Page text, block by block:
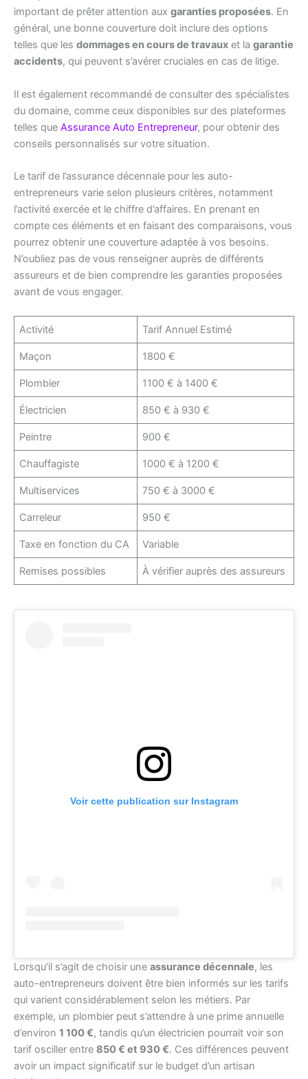
important de prêter attention aux garanties proposées. En
général, une bonne couverture doit inclure des options
telles que les dommages en cours de travaux et la garantie
accidents, qui peuvent s’avérer cruciales en cas de litige.
Il est également recommandé de consulter des spécialistes
du domaine, comme ceux disponibles sur des plateformes
telles que Assurance Auto Entrepreneur, pour obtenir des
conseils personnalisés sur votre situation.
Le tarif de l’assurance décennale pour les auto-
entrepreneurs varie selon plusieurs critères, notamment
l’activité exercée et le chiffre d’affaires. En prenant en
compte ces éléments et en faisant des comparaisons, vous
pourrez obtenir une couverture adaptée à vos besoins.
N’oubliez pas de vous renseigner auprès de différents
assureurs et de bien comprendre les garanties proposées
avant de vous engager.
Activité Tarif Annuel Estimé
Maçon 1800 €
Plombier 1100 € à 1400 €
Électricien 850 € à 930 €
Peintre 900 €
Chauffagiste 1000 € à 1200 €
Multiservices 750 € à 3000 €
Carreleur 950 €
Taxe en fonction du CA Variable
Remises possibles À vérifier auprès des assureurs
Voir cette publication sur Instagram
Lorsqu’il s’agit de choisir une assurance décennale, les
auto-entrepreneurs doivent être bien informés sur les tarifs
qui varient considérablement selon les métiers. Par
exemple, un plombier peut s’attendre à une prime annuelle
d’environ 1 100 €, tandis qu’un électricien pourrait voir son
tarif osciller entre 850 € et 930 €. Ces différences peuvent
avoir un impact significatif sur le budget d’un artisan